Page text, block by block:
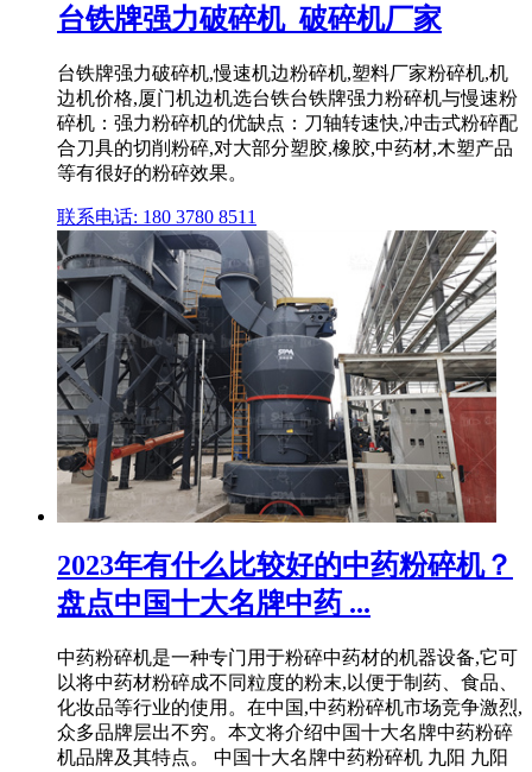
台铁牌强力破碎机_破碎机厂家
台铁牌强力破碎机,慢速机边粉碎机,塑料厂家粉碎机,机
边机价格,厦门机边机选台铁台铁牌强力粉碎机与慢速粉
碎机：强力粉碎机的优缺点：刀轴转速快,冲击式粉碎配
合刀具的切削粉碎,对大部分塑胶,橡胶,中药材,木塑产品
等有很好的粉碎效果。
联系电话: 180 3780 8511
2023年有什么比较好的中药粉碎机？
盘点中国十大名牌中药 ...
中药粉碎机是一种专门用于粉碎中药材的机器设备,它可
以将中药材粉碎成不同粒度的粉末,以便于制药、食品、
化妆品等行业的使用。在中国,中药粉碎机市场竞争激烈,
众多品牌层出不穷。本文将介绍中国十大名牌中药粉碎
机品牌及其特点。 中国十大名牌中药粉碎机 九阳 九阳